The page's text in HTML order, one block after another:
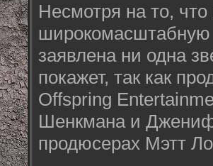
Несмотря на то,
заявлена ни одна
покажет, так как
Offspring
Шенкмана и
продюсерах Мэтт